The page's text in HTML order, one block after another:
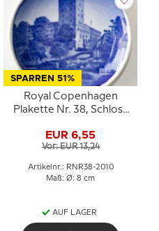
SPARREN 51%
Royal Copenhagen
Plakette Nr. 38, Schloss
EUR 6,55
Vor: EUR 13,24
Artikelnr.: RNR38-2010
Maß: Ø: 8 cm
AUF LAGER